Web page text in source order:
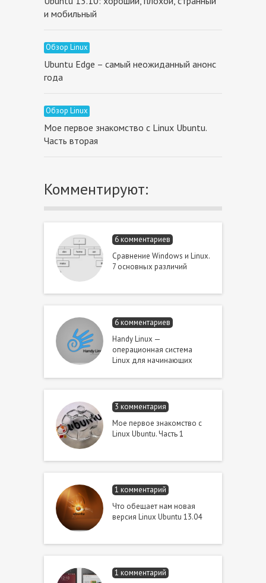
и мобильный
Обзор Linux
Ubuntu Edge – самый неожиданный анонс
года
Обзор Linux
Мое первое знакомство с Linux Ubuntu.
Часть вторая
Комментируют:
6 комментариев
Сравнение Windows и Linux.
7 основных различий
6 комментариев
Handy Linux —
операционная система
Linux для начинающих
3 комментария
Мое первое знакомство с
Linux Ubuntu. Часть 1
1 комментарий
Что обещает нам новая
версия Linux Ubuntu 13.04
1 комментарий